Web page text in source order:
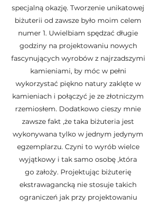
specjalną okazję. Tworzenie unikatowej
biżuterii od zawsze było moim celem
numer 1. Uwielbiam spędzać długie
godziny na projektowaniu nowych
fascynujących wyrobów z najrzadszymi
kamieniami, by móc w pełni
wykorzystać piękno natury zaklęte w
kamieniach i połączyć je ze złotniczym
rzemiosłem. Dodatkowo cieszy mnie
zawsze fakt ,że taka biżuteria jest
wykonywana tylko w jednym jedynym
egzemplarzu. Czyni to wyrób wielce
wyjątkowy i tak samo osobę ,która
go założy. Projektując biżuterię
ekstrawagancką nie stosuje takich
ograniczeń jak przy projektowaniu